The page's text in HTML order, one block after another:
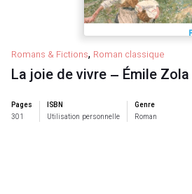
Romans & Fictions, Roman classique
La joie de vivre – Émile Zola
Pages
301
ISBN
Utilisation personnelle
Genre
Roman